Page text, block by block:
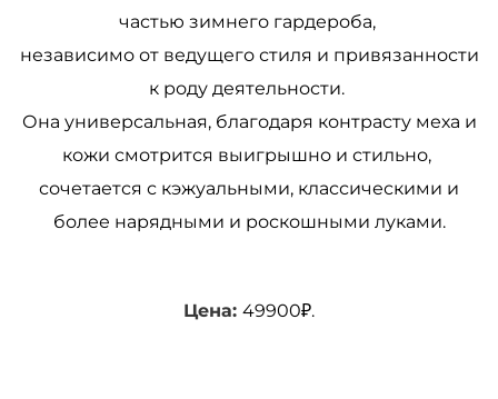
частью зимнего гардероба,
независимо от ведущего стиля и привязанности
к роду деятельности.
Она универсальная, благодаря контрасту меха и
кожи смотрится выигрышно и стильно,
сочетается с кэжуальными, классическими и
более нарядными и роскошными луками.
Цена: 49900₽.